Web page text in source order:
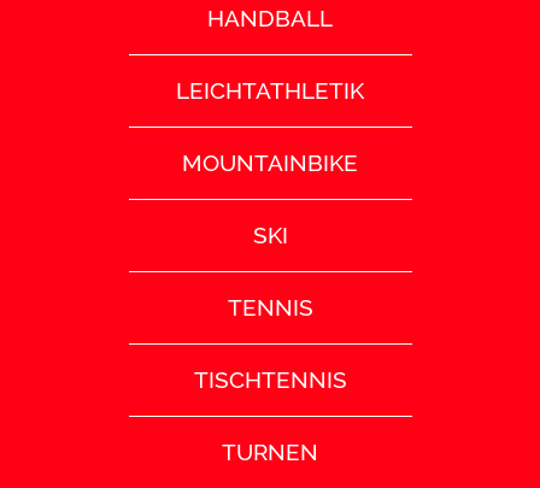
HANDBALL
LEICHTATHLETIK
MOUNTAINBIKE
SKI
TENNIS
TISCHTENNIS
TURNEN